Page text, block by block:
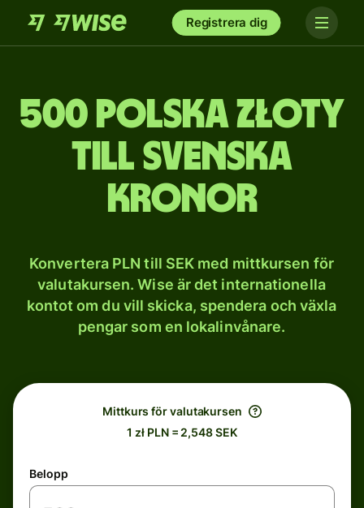
Registrera dig
500 polska złoty
till svenska
kronor
Konvertera PLN till SEK med mittkursen för
valutakursen. Wise är det internationella
kontot om du vill skicka, spendera och växla
pengar som en lokalinvånare.
Mittkurs för valutakursen
1 zł PLN = 2,548 SEK
Belopp